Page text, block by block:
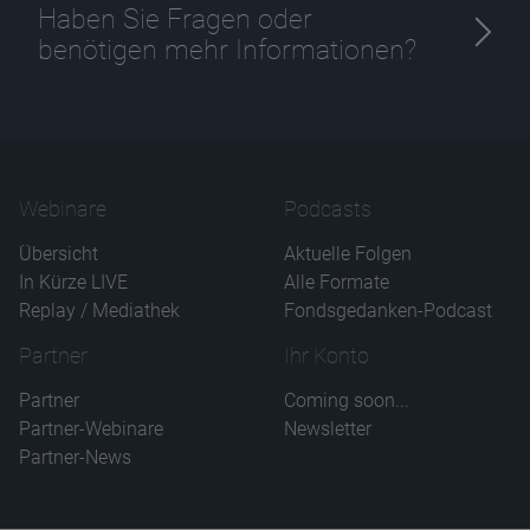
Haben Sie Fragen oder
benötigen mehr Informationen?
Webinare
Übersicht
In Kürze LIVE
Replay / Mediathek
Podcasts
Aktuelle Folgen
Alle Formate
Fondsgedanken-Podcast
Partner
Partner
Partner-Webinare
Partner-News
Ihr Konto
Coming soon...
Newsletter